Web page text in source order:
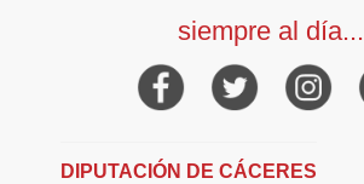
siempre al día...
DIPUTACIÓN DE CÁCERES